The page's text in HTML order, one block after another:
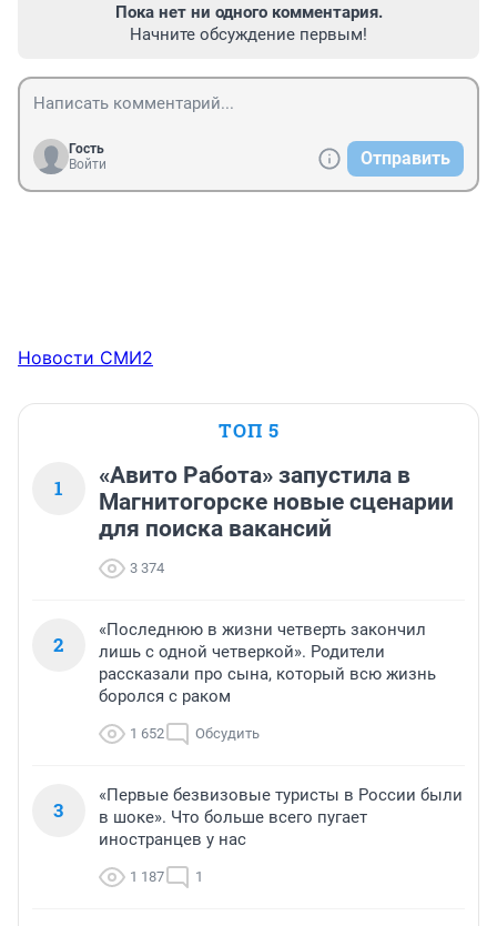
Пока нет ни одного комментария.
Начните обсуждение первым!
Гость
Войти
Отправить
Новости СМИ2
ТОП 5
1
«Авито Работа» запустила в
Магнитогорске новые сценарии
для поиска вакансий
3 374
2
«Последнюю в жизни четверть закончил
лишь с одной четверкой». Родители
рассказали про сына, который всю жизнь
боролся с раком
1 652 Обсудить
3
«Первые безвизовые туристы в России были
в шоке». Что больше всего пугает
иностранцев у нас
1 187 1